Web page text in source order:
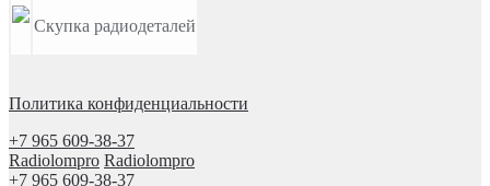
Скупка радиодеталей
Политика конфиденциальности
+7 965 609-38-37
Radiolompro Radiolompro
+7 965 609-38-37